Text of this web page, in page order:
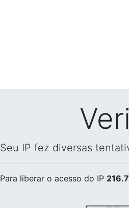
Seu IP fez diversas
Para liberar o acesso do IP